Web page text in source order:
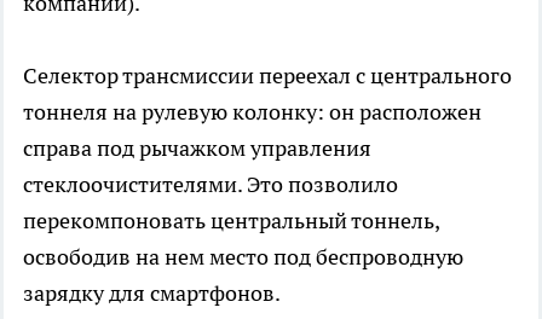
Селектор трансмиссии переехал с центрального
тоннеля на рулевую колонку: он расположен
справа под рычажком управления
стеклоочистителями. Это позволило
перекомпоновать центральный тоннель,
освободив на нем место под беспроводную
зарядку для смартфонов.